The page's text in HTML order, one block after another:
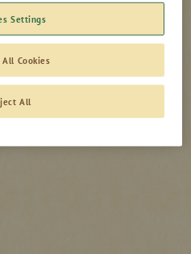
Settings
All
Cookies
Königreich